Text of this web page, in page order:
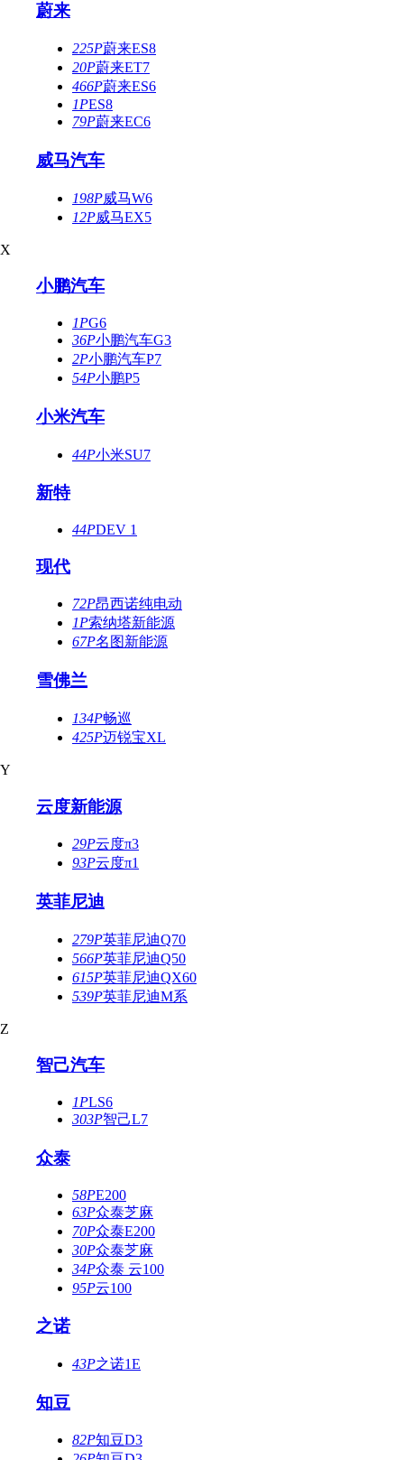
蔚来
225P蔚来ES8
20P蔚来ET7
466P蔚来ES6
1PES8
79P蔚来EC6
威马汽车
198P威马W6
12P威马EX5
X
小鹏汽车
1PG6
36P小鹏汽车G3
2P小鹏汽车P7
54P小鹏P5
小米汽车
44P小米SU7
新特
44PDEV 1
现代
72P昂西诺纯电动
1P索纳塔新能源
67P名图新能源
雪佛兰
134P畅巡
425P迈锐宝XL
Y
云度新能源
29P云度π3
93P云度π1
英菲尼迪
279P英菲尼迪Q70
566P英菲尼迪Q50
615P英菲尼迪QX60
539P英菲尼迪M系
Z
智己汽车
1PLS6
303P智己L7
众泰
58PE200
63P众泰芝麻
70P众泰E200
30P众泰芝麻
34P众泰 云100
95P云100
之诺
43P之诺1E
知豆
82P知豆D3